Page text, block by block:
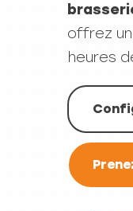
offrez
heures